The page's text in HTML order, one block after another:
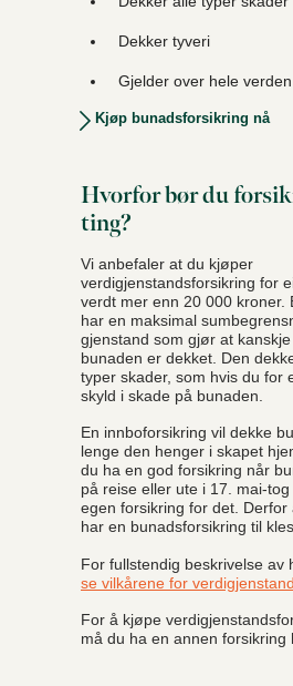
Dekker tyveri
Gjelder over hele verden
Kjøp bunadsforsikring nå
Hvorfor bør du
ting?
Vi anbefaler at du kjøper
verdigjenstandsforsikring for
verdt mer enn 20 000 kroner.
har en maksimal
gjenstand som gjør at
bunaden er dekket. Den
typer skader, som hvis du for
skyld i skade på bunaden.
En innboforsikring vil dekke
lenge den henger i skapet
du ha en god forsikring når
på reise eller ute i 17. mai-
egen forsikring for det. Derfor
har en bunadsforsikring til
For fullstendig beskrivelse av
se vilkårene for
For å kjøpe
må du ha en annen forsikring